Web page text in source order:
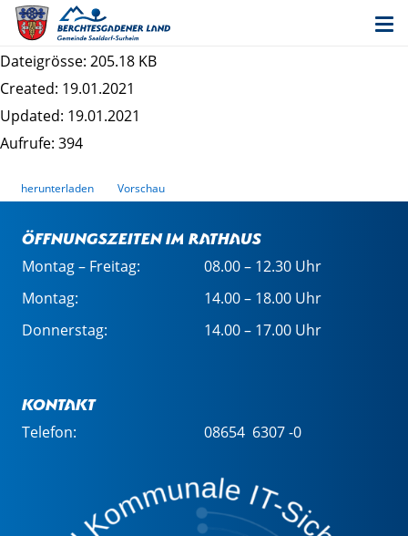
Datenschutzrechtliche Informationspflichten im
Bauleitplanverfahren "Saaldorf Altdorf"
Dateigrösse: 205.18 KB
Created: 19.01.2021
Updated: 19.01.2021
Aufrufe: 394
herunterladen Vorschau
Öffnungszeiten im Rathaus
Montag – Freitag:
08.00 – 12.30 Uhr
Montag:
14.00 – 18.00 Uhr
Donnerstag:
14.00 – 17.00 Uhr
Kontakt
Telefon: 08654 6307 -0